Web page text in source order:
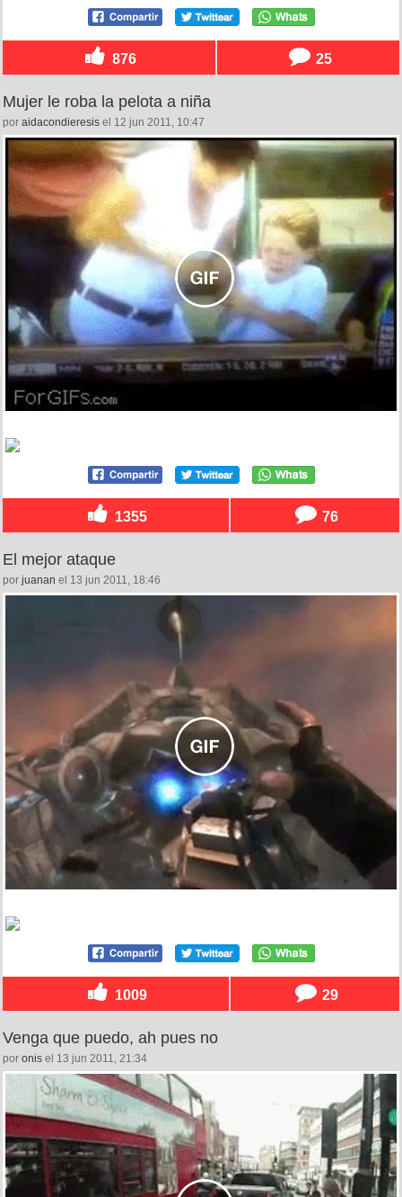
876 25
Mujer le roba la pelota a niña
por aidacondieresis el 12 jun 2011, 10:47
1355 76
El mejor ataque
por juanan el 13 jun 2011, 18:46
1009 29
Venga que puedo, ah pues no
por onis el 13 jun 2011, 21:34